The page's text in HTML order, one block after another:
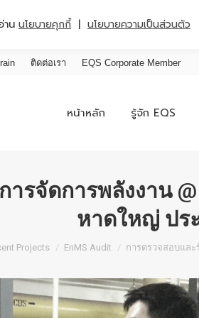
ติดต่อเรา EQS Corporate Member
หน้าหลัก รู้จัก EQS
ารจัดการพลังงาน
หาดใหญ่ ปร
Projects EnMS Audit การตรวจสอบแล
าน นโยบายคุกกี้ | นโยบายความเป็นส่วนตัว